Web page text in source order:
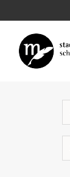
to
content